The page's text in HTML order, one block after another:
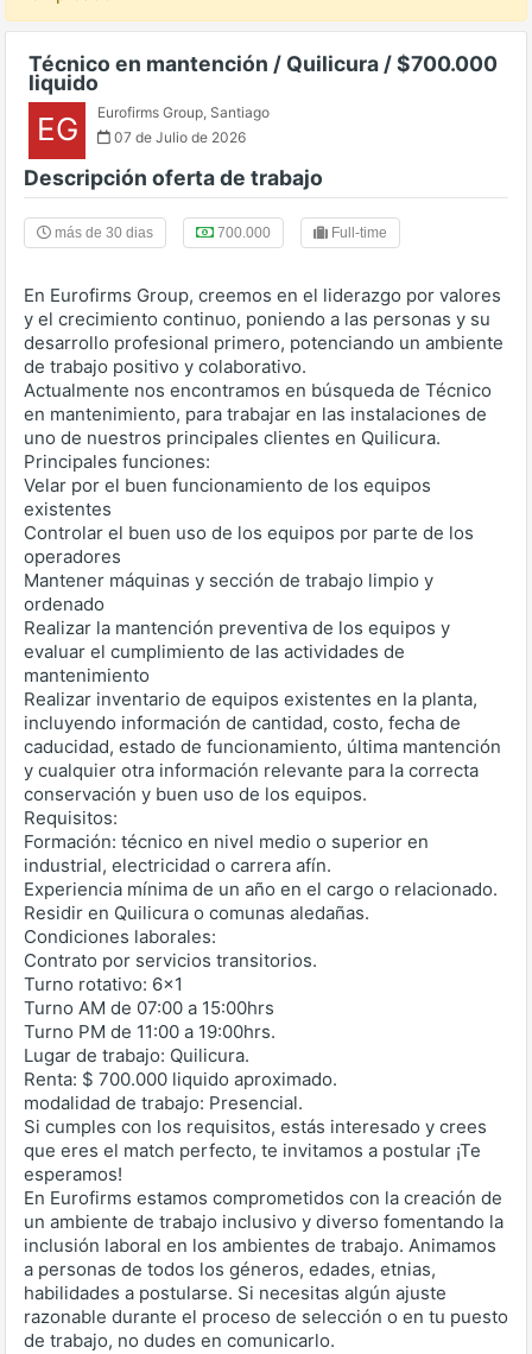
Técnico en mantención / Quilicura / $700.000
liquido
EG Eurofirms Group, Santiago
07 de Julio de 2026
Descripción oferta de trabajo
más de 30 dias 700.000 Full-time
En Eurofirms Group, creemos en el liderazgo por valores
y el crecimiento continuo, poniendo a las personas y su
desarrollo profesional primero, potenciando un ambiente
de trabajo positivo y colaborativo.
Actualmente nos encontramos en búsqueda de Técnico
en mantenimiento, para trabajar en las instalaciones de
uno de nuestros principales clientes en Quilicura.
Principales funciones:
Velar por el buen funcionamiento de los equipos
existentes
Controlar el buen uso de los equipos por parte de los
operadores
Mantener máquinas y sección de trabajo limpio y
ordenado
Realizar la mantención preventiva de los equipos y
evaluar el cumplimiento de las actividades de
mantenimiento
Realizar inventario de equipos existentes en la planta,
incluyendo información de cantidad, costo, fecha de
caducidad, estado de funcionamiento, última mantención
y cualquier otra información relevante para la correcta
conservación y buen uso de los equipos.
Requisitos:
Formación: técnico en nivel medio o superior en
industrial, electricidad o carrera afín.
Experiencia mínima de un año en el cargo o relacionado.
Residir en Quilicura o comunas aledañas.
Condiciones laborales:
Contrato por servicios transitorios.
Turno rotativo: 6x1
Turno AM de 07:00 a 15:00hrs
Turno PM de 11:00 a 19:00hrs.
Lugar de trabajo: Quilicura.
Renta: $ 700.000 liquido aproximado.
modalidad de trabajo: Presencial.
Si cumples con los requisitos, estás interesado y crees
que eres el match perfecto, te invitamos a postular ¡Te
esperamos!
En Eurofirms estamos comprometidos con la creación de
un ambiente de trabajo inclusivo y diverso fomentando la
inclusión laboral en los ambientes de trabajo. Animamos
a personas de todos los géneros, edades, etnias,
habilidades a postularse. Si necesitas algún ajuste
razonable durante el proceso de selección o en tu puesto
de trabajo, no dudes en comunicarlo.